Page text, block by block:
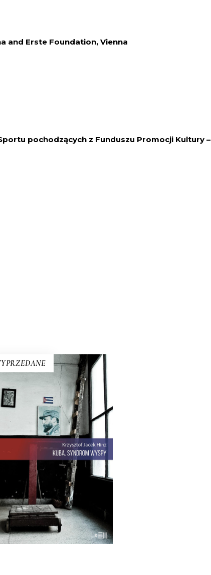
and Erste Foundation, Vienna
pochodzących z Funduszu Promocji Kultury –
E-BOOK DO
KOSZYKA
KUBA. SYNDROM WYSPY
Rewolucja i dysydenci, Kubanki
walczące o podpaski i
Kubańczycy, którzy obrażają
rewolucję szortami i sandałami.
Jest tu dawna świetność
są prosięta hodowane w
i jest krowa – bohaterka
rewolucji.
44.00zł 22.00zł